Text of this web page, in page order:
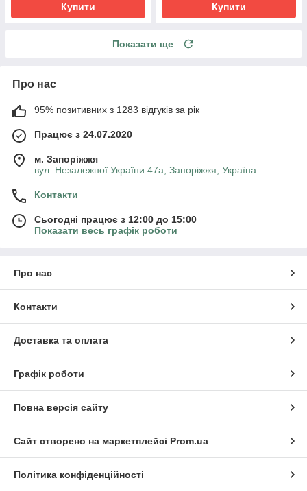
Купити Купити
Показати ще
Про нас
95% позитивних з 1283 відгуків за рік
Працює з 24.07.2020
м. Запоріжжя
вул. Незалежної України 47а, Запоріжжя, Україна
Контакти
Сьогодні працює з 12:00 до 15:00
Показати весь графік роботи
Про нас
Контакти
Доставка та оплата
Графік роботи
Повна версія сайту
Сайт створено на маркетплейсі Prom.ua
Політика конфіденційності